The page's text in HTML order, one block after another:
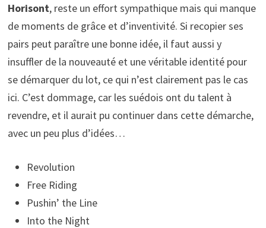
Horisont, reste un effort sympathique mais qui manque
de moments de grâce et d’inventivité. Si recopier ses
pairs peut paraître une bonne idée, il faut aussi y
insuffler de la nouveauté et une véritable identité pour
se démarquer du lot, ce qui n’est clairement pas le cas
ici. C’est dommage, car les suédois ont du talent à
revendre, et il aurait pu continuer dans cette démarche,
avec un peu plus d’idées…
Revolution
Free Riding
Pushin’ the Line
Into the Night